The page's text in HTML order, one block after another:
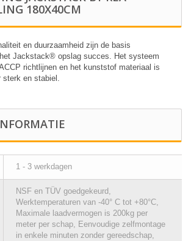
180X40CM
en duurzaamheid zijn de basis
Jackstack® opslag succes. Het systeem
richtlijnen en het kunststof materiaal is
sterk en stabiel.
1 - 3 werkdagen
NSF en TÜV goedgekeurd,
Werktemperaturen van -40° C tot +80°C,
Maximale laadvermogen is 200kg per
meter per schap, Eenvoudige zelfmontage
in enkele minuten zonder gereedschap,